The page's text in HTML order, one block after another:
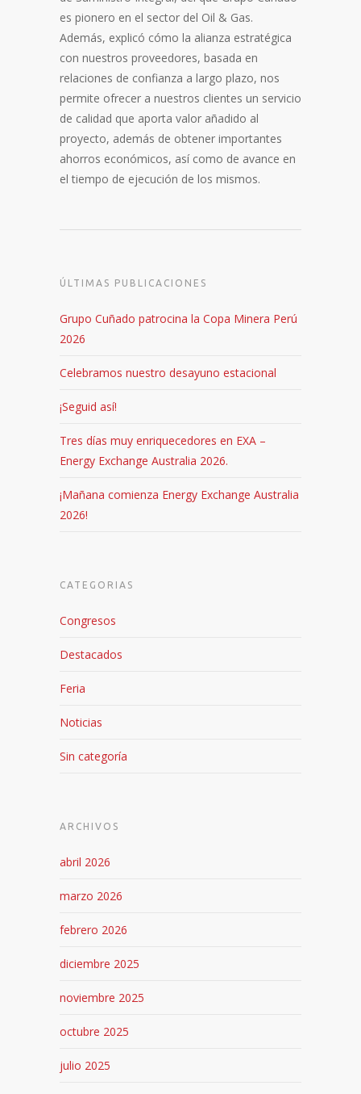
es pionero en el sector del Oil & Gas.
Además, explicó cómo la alianza estratégica
con nuestros proveedores, basada en
relaciones de confianza a largo plazo, nos
permite ofrecer a nuestros clientes un servicio
de calidad que aporta valor añadido al
proyecto, además de obtener importantes
ahorros económicos, así como de avance en
el tiempo de ejecución de los mismos.
ÚLTIMAS PUBLICACIONES
Grupo Cuñado patrocina la Copa Minera Perú
2026
Celebramos nuestro desayuno estacional
¡Seguid así!
Tres días muy enriquecedores en EXA –
Energy Exchange Australia 2026.
¡Mañana comienza Energy Exchange Australia
2026!
CATEGORIAS
Congresos
Destacados
Feria
Noticias
Sin categoría
ARCHIVOS
abril 2026
marzo 2026
febrero 2026
diciembre 2025
noviembre 2025
octubre 2025
julio 2025